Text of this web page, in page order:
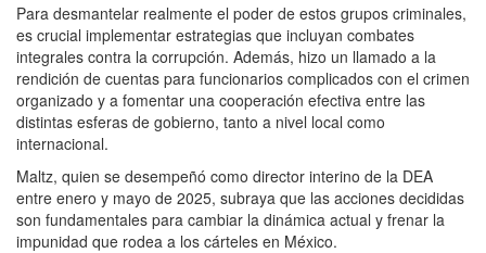
Para desmantelar realmente el poder de estos grupos criminales,
es crucial implementar estrategias que incluyan combates
integrales contra la corrupción. Además, hizo un llamado a la
rendición de cuentas para funcionarios complicados con el crimen
organizado y a fomentar una cooperación efectiva entre las
distintas esferas de gobierno, tanto a nivel local como
internacional.
Maltz, quien se desempeñó como director interino de la DEA
entre enero y mayo de 2025, subraya que las acciones decididas
son fundamentales para cambiar la dinámica actual y frenar la
impunidad que rodea a los cárteles en México.